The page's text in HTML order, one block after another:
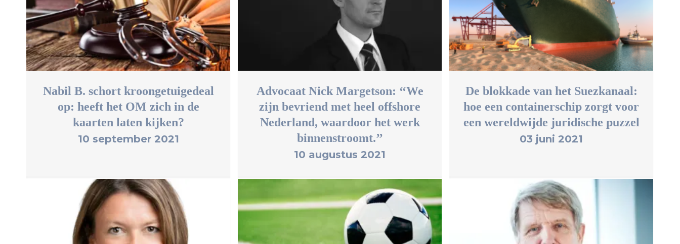
Nabil B. schort kroongetuigedeal
op: heeft het OM zich in de
kaarten laten kijken?
10 september 2021
Advocaat Nick Margetson: ‘‘We
zijn bevriend met heel offshore
Nederland, waardoor het werk
binnenstroomt.’’
10 augustus 2021
De blokkade van het Suezkanaal:
hoe een containerschip zorgt voor
een wereldwijde juridische puzzel
03 juni 2021